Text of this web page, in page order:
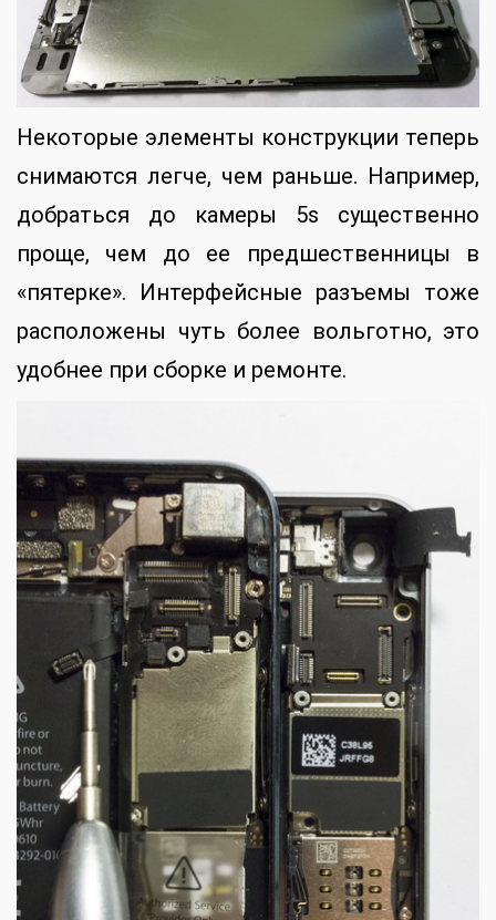
Некоторые элементы конструкции теперь
снимаются легче, чем раньше. Например,
добраться до камеры 5s существенно
проще, чем до ее предшественницы в
«пятерке». Интерфейсные разъемы тоже
расположены чуть более вольготно, это
удобнее при сборке и ремонте.